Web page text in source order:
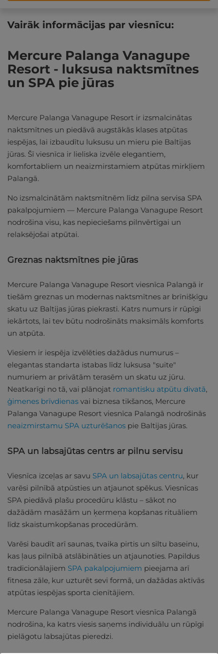
Vairāk informācijas par viesnīcu:
Mercure Palanga Vanagupe
Resort - luksusa naktsmītnes
un SPA pie jūras
Mercure Palanga Vanagupe Resort ir izsmalcinātas
naktsmītnes un piedāvā augstākās klases atpūtas
iespējas, lai izbaudītu luksusu un mieru pie Baltijas
jūras. Šī viesnīca ir lieliska izvēle elegantiem,
komfortabliem un neaizmirstamiem atpūtas mirkļiem
Palangā.
No izsmalcinātām naktsmītnēm līdz pilna servisa SPA
pakalpojumiem — Mercure Palanga Vanagupe Resort
nodrošina visu, kas nepieciešams pilnvērtīgai un
relaksējošai atpūtai.
Greznas naktsmītnes pie jūras
Mercure Palanga Vanagupe Resort viesnīca Palangā ir
tiešām greznas un modernas naktsmītnes ar brīnišķīgu
skatu uz Baltijas jūras piekrasti. Katrs numurs ir rūpīgi
iekārtots, lai tev būtu nodrošināts maksimāls komforts
un atpūta.
Viesiem ir iespēja izvēlēties dažādus numurus –
elegantas standarta istabas līdz luksusa "suite"
numuriem ar privātām terasēm un skatu uz jūru.
Neatkarīgi no tā, vai plānojat romantisku atpūtu divatā,
ģimenes brīvdienas vai biznesa tikšanos, Mercure
Palanga Vanagupe Resort viesnīca Palangā nodrošinās
neaizmirstamu SPA uzturēšanos pie Baltijas jūras.
SPA un labsajūtas centrs ar pilnu servisu
Viesnīca izceļas ar savu SPA un labsajūtas centru, kur
varēsi pilnībā atpūsties un atjaunot spēkus. Viesnīcas
SPA piedāvā plašu procedūru klāstu – sākot no
dažādām masāžām un ķermeņa kopšanas rituāliem
līdz skaistumkopšanas procedūrām.
Varēsi baudīt arī saunas, tvaika pirtis un siltu baseinu,
kas ļaus pilnībā atslābināties un atjaunoties. Papildus
tradicionālajiem SPA pakalpojumiem pieejama arī
fitnesa zāle, kur uzturēt sevi formā, un dažādas aktīvās
atpūtas iespējas sporta cienītājiem.
Mercure Palanga Vanagupe Resort viesnīca Palangā
nodrošina, ka katrs viesis saņems individuālu un rūpīgi
pielāgotu labsajūtas pieredzi.